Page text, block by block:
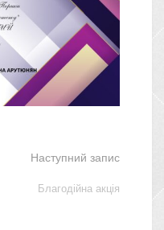
Наступний запис
Благодійна акція